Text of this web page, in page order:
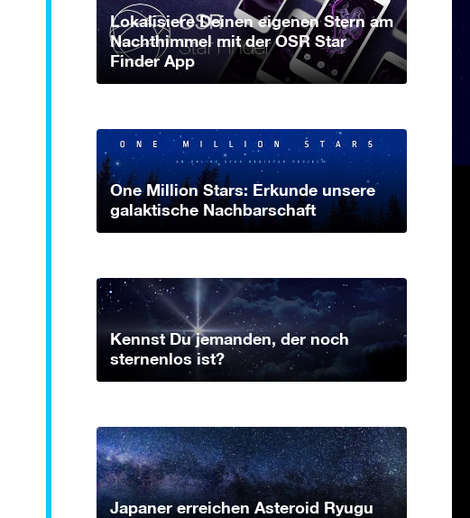
Lokalisiere Deinen eigenen Stern am
Nachthimmel mit der OSR Star
Finder App
One Million Stars: Erkunde unsere
galaktische Nachbarschaft
Kennst Du jemanden, der noch
sternenlos ist?
Japaner erreichen Asteroid Ryugu